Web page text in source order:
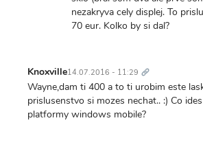
nezakryva cely displej. To
70 eur. Kolko by si dal?
Knoxville14.07.2016 - 11:29 odkaz
Wayne,dam ti 400 a to ti urobim este
prislusenstvo si mozes nechat.. :) Co
platformy windows mobile?